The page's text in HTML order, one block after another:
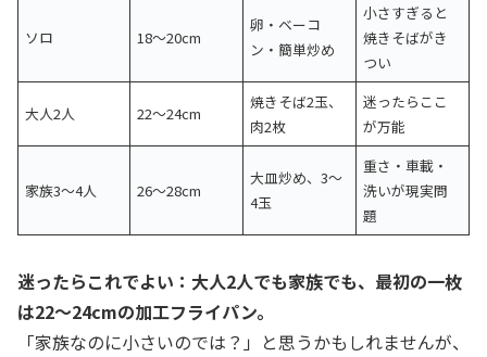
ソロ 18〜20cm
卵・ベーコ
ン・簡単炒め
小さすぎると
焼きそばがき
つい
大人2人 22〜24cm
焼きそば2玉、
肉2枚
迷ったらここ
が万能
家族3〜4人 26〜28cm
大皿炒め、3〜
4玉
重さ・車載・
洗いが現実問
題
迷ったらこれでよい：大人2人でも家族でも、最初の一枚
は22〜24cmの加工フライパン。
「家族なのに小さいのでは？」と思うかもしれませんが、